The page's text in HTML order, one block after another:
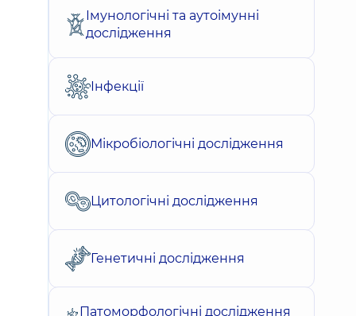
Імунологічні та аутоімунні
дослідження
Інфекції
Мікробіологічні дослідження
Цитологічні дослідження
Генетичні дослідження
Патоморфологічні дослідження